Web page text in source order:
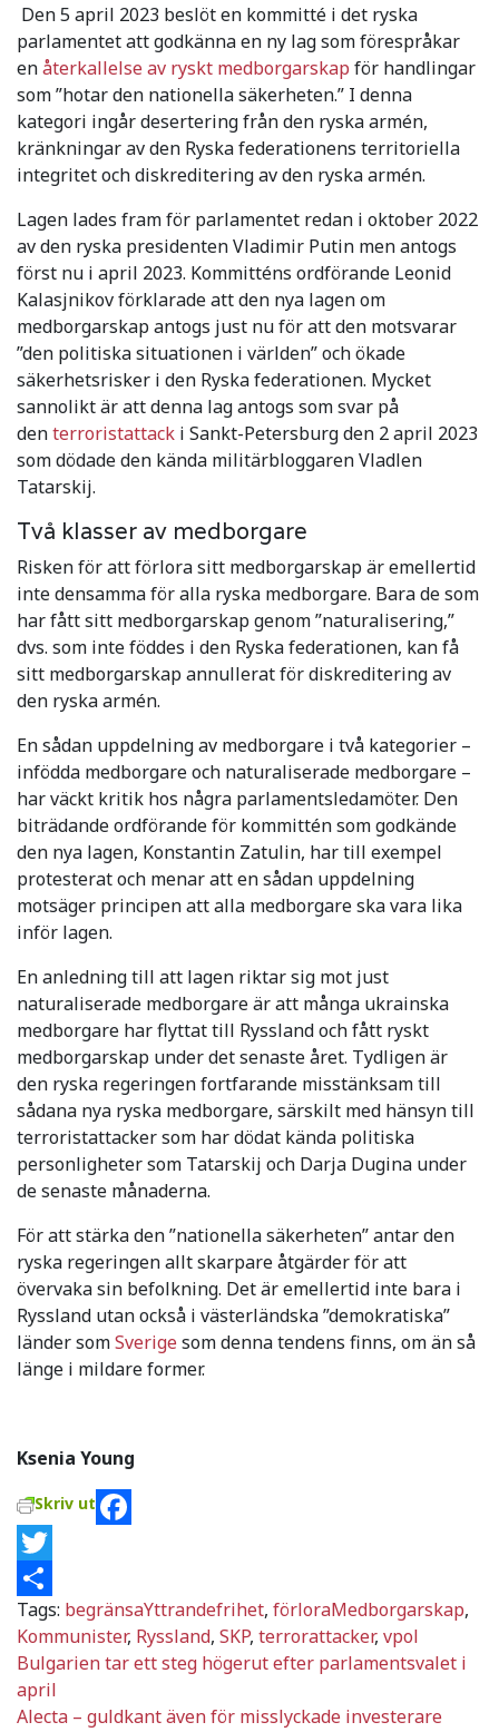
Den 5 april 2023 beslöt en kommitté i det ryska
parlamentet att godkänna en ny lag som förespråkar
enåterkallelse av ryskt medborgarskap för handlingar
som ”hotar den nationella säkerheten.” I denna
kategori ingår desertering från den ryska armén,
kränkningar av den Ryska federationens territoriella
integritet och diskreditering av den ryska armén.
Lagen lades fram för parlamentet redan i oktober 2022
av den ryska presidenten Vladimir Putin men antogs
först nu i april 2023. Kommitténs ordförande Leonid
Kalasjnikov förklarade att den nya lagen om
medborgarskap antogs just nu för att den motsvarar
”den politiska situationen i världen” och ökade
säkerhetsrisker i den Ryska federationen. Mycket
sannolikt är att denna lag antogs som svar på
denterroristattack i Sankt-Petersburg den 2 april 2023
som dödade den kända militärbloggaren Vladlen
Tatarskij.
Två klasser av medborgare
Risken för att förlora sitt medborgarskap är emellertid
inte densamma för alla ryska medborgare. Bara de som
har fått sitt medborgarskap genom ”naturalisering,”
dvs. som inte föddes i den Ryska federationen, kan få
sitt medborgarskap annullerat för diskreditering av
den ryska armén.
En sådan uppdelning av medborgare i två kategorier –
infödda medborgare och naturaliserade medborgare –
har väckt kritik hos några parlamentsledamöter. Den
biträdande ordförande för kommittén som godkände
den nya lagen, Konstantin Zatulin, har till exempel
protesterat och menar att en sådan uppdelning
motsäger principen att alla medborgare ska vara lika
inför lagen.
En anledning till att lagen riktar sig mot just
naturaliserade medborgare är att många ukrainska
medborgare har flyttat till Ryssland och fått ryskt
medborgarskap under det senaste året. Tydligen är
den ryska regeringen fortfarande misstänksam till
sådana nya ryska medborgare, särskilt med hänsyn till
terroristattacker som har dödat kända politiska
personligheter som Tatarskij och Darja Dugina under
de senaste månaderna.
För att stärka den ”nationella säkerheten” antar den
ryska regeringen allt skarpare åtgärder för att
övervaka sin befolkning. Det är emellertid inte bara i
Ryssland utan också i västerländska ”demokratiska”
länder somSverigesom denna tendens finns, om än så
länge i mildare former.
Ksenia Young
Skriv ut
Facebook
Twitter
Dela
Tags: begränsaYttrandefrihet, förloraMedborgarskap,
Kommunister, Ryssland, SKP, terrorattacker, vpol
Inläggsnavigering
Bulgarien tar ett steg högerut efter parlamentsvalet i
april
Alecta – guldkant även för misslyckade investerare